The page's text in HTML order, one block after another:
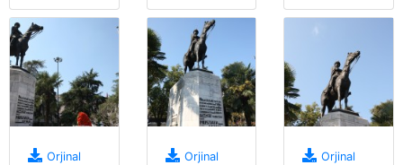
Orjinal
Orjinal
Orjinal